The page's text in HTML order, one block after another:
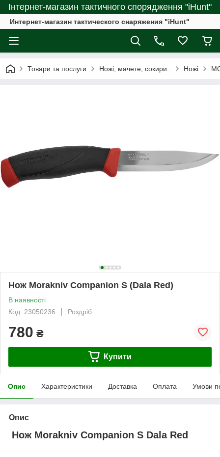
Інтернет-магазин тактичного спорядження "iHunt"
Интернет-магазин тактического снаряжения "iHunt"
Товари та послуги Ножі, мачете, сокири.. Ножі
Нож Morakniv Companion S (Dala Red)
В наявності
Код: 23050236
Роздріб
780 ₴
Купити
Опис Характеристики Доставка Оплата Умови
Опис
Нож Morakniv Companion S Dala Red